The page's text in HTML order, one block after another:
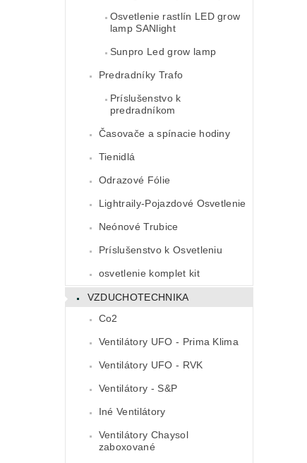
Osvetlenie rastlín LED grow
lamp SANlight
Sunpro Led grow lamp
Predradníky Trafo
Príslušenstvo k
predradníkom
Časovače a spínacie hodiny
Tienidlá
Odrazové Fólie
Lightraily-Pojazdové Osvetlenie
Neónové Trubice
Príslušenstvo k Osvetleniu
osvetlenie komplet kit
VZDUCHOTECHNIKA
Co2
Ventilátory UFO - Prima Klima
Ventilátory UFO - RVK
Ventilátory - S&P
Iné Ventilátory
Ventilátory Chaysol
zaboxované